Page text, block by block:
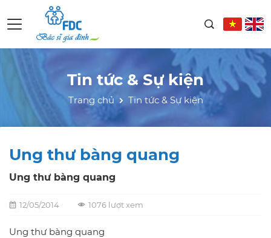
Tin tức & Sự kiện
Trang chủ Tin tức & Sự kiện
Ung thư bàng quang
Ung thư bàng quang
12/05/2014 1076 lượt xem
Ung thư bàng quang